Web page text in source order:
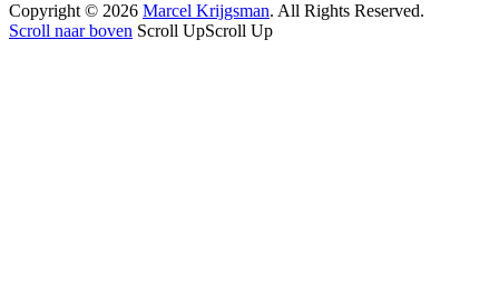
Copyright © 2026 Marcel Krijgsman. All Rights Reserved.
Scroll naar boven Scroll UpScroll Up